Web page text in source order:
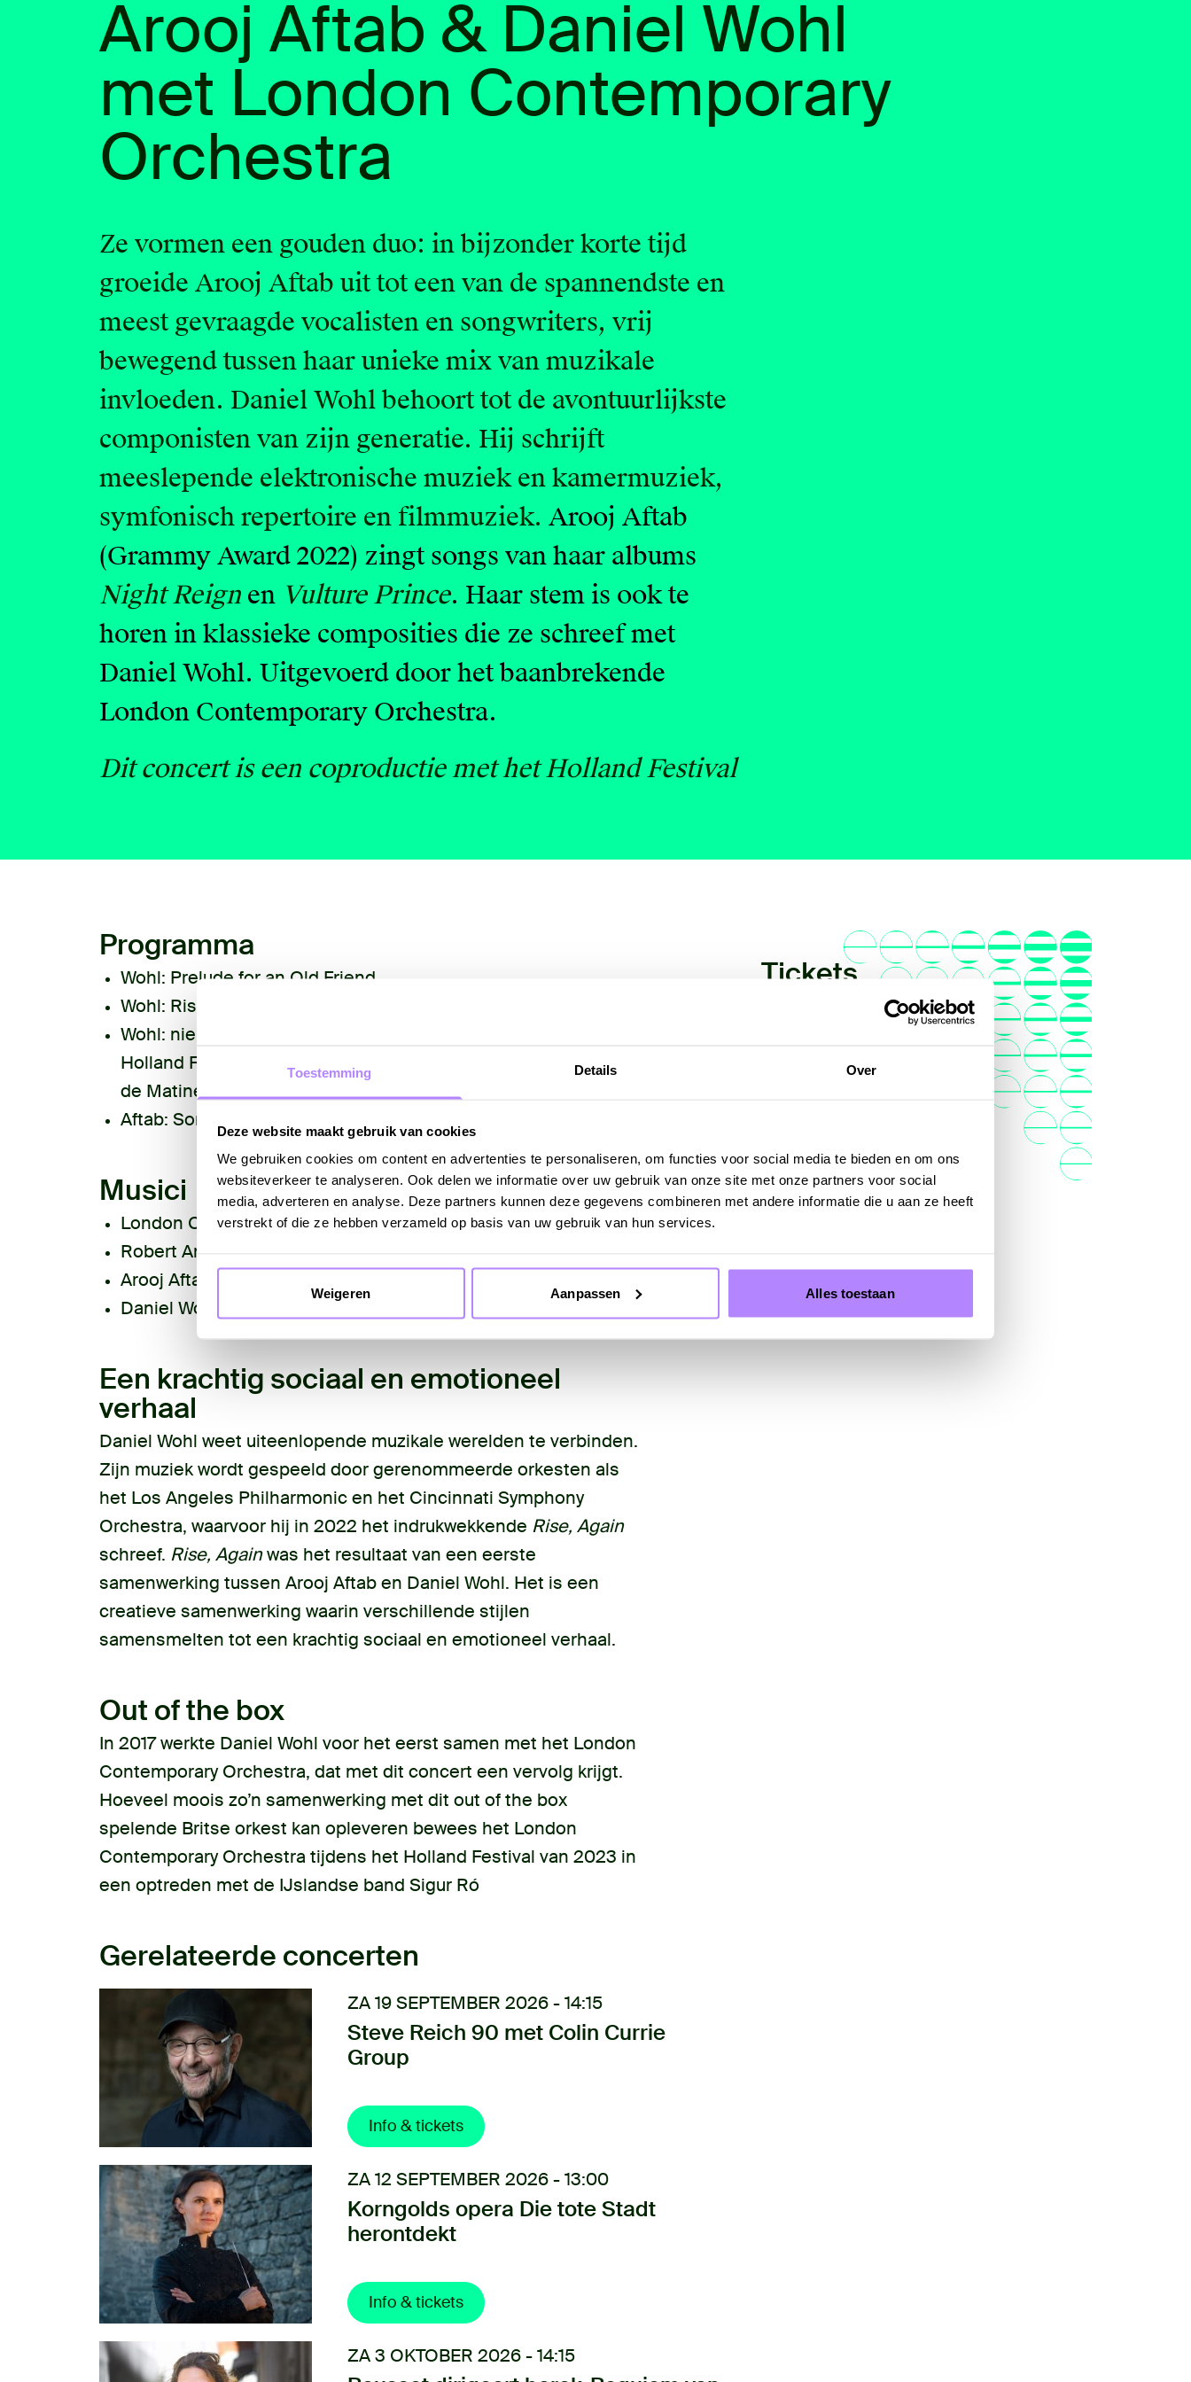
Toestemming Details Over
Deze website maakt gebruik van cookies
We gebruiken cookies om content en advertenties te personaliseren, om functies voor social media te bieden en om ons
websiteverkeer te analyseren. Ook delen we informatie over uw gebruik van onze site met onze partners voor social
media, adverteren en analyse. Deze partners kunnen deze gegevens combineren met andere informatie die u aan ze heeft
verstrekt of die ze hebben verzameld op basis van uw gebruik van hun services.
Weigeren Aanpassen Alles toestaan
Arooj Aftab & Daniel Wohl
met London Contemporary
Orchestra
Ze vormen een gouden duo: in bijzonder korte tijd
groeide Arooj Aftab uit tot een van de spannendste en
meest gevraagde vocalisten en songwriters, vrij
bewegend tussen haar unieke mix van muzikale
invloeden. Daniel Wohl behoort tot de avontuurlijkste
componisten van zijn generatie. Hij schrijft
meeslepende elektronische muziek en kamermuziek,
symfonisch repertoire en filmmuziek. Arooj Aftab
(Grammy Award 2022) zingt songs van haar albums
Night Reign en Vulture Prince. Haar stem is ook te
horen in klassieke composities die ze schreef met
Daniel Wohl. Uitgevoerd door het baanbrekende
London Contemporary Orchestra.
Dit concert is een coproductie met het Holland Festival
Programma
Wohl: Prelude for an Old Friend
Wohl: Rise, Again
Wohl: nieuw werk (In opdracht van de NTR ZaterdagMatinee en
Holland Festival, mede mogelijk gemaakt door de Vrienden van
de Matinee)
Aftab: Songs van de albums Night Reign en Vulture Prince
Musici
London Contemporary Orchestra
Robert Ames
Arooj Aftab
Daniel Wohl
Een krachtig sociaal en emotioneel
verhaal
Daniel Wohl weet uiteenlopende muzikale werelden te verbinden.
Zijn muziek wordt gespeeld door gerenommeerde orkesten als
het Los Angeles Philharmonic en het Cincinnati Symphony
Orchestra, waarvoor hij in 2022 het indrukwekkende Rise, Again
schreef. Rise, Againwas het resultaat van een eerste
samenwerking tussen Arooj Aftab en Daniel Wohl. Het is een
creatieve samenwerking waarin verschillende stijlen
samensmelten tot een krachtig sociaal en emotioneel verhaal.
Out of the box
In 2017 werkte Daniel Wohl voor het eerst samen met het London
Contemporary Orchestra, dat met dit concert een vervolg krijgt.
Hoeveel moois zo’n samenwerking met dit out of the box
spelende Britse orkest kan opleveren bewees het London
Contemporary Orchestra tijdens het Holland Festival van 2023 in
een optreden met de IJslandse band Sigur Ró
Tickets
Entree 0-25 - € 18,00
Entree 26-30 - € 20,50
Standaard - € 46,50
Gerelateerde concerten
ZA 19 SEPTEMBER 2026 - 14:15
Steve Reich 90 met Colin Currie
Group
Info & tickets
ZA 12 SEPTEMBER 2026 - 13:00
Korngolds opera Die tote Stadt
herontdekt
Info & tickets
ZA 3 OKTOBER 2026 - 14:15